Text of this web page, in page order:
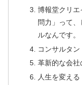
博報堂クリ
問力」って
ルなんです。
コンサルタン
革新的な会社
人生を変える